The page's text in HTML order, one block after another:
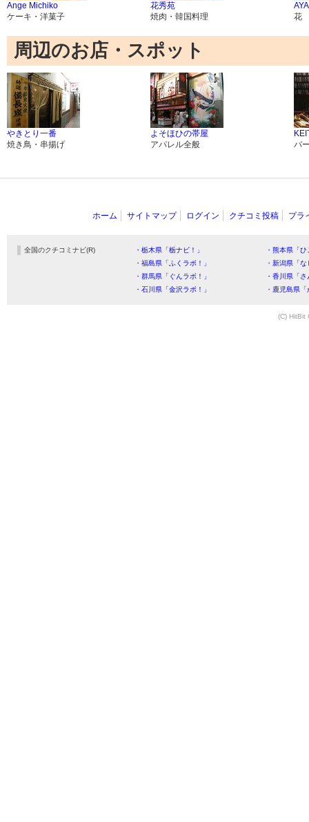
Ange Michiko
ケーキ・洋菓子
花秀苑
焼肉・韓国料理
花
周辺のお店・スポット
やきとり一番
焼き鳥・串揚げ
よそほひの帯屋
アパレル全般
バ
ホーム サイトマップ ログイン クチコミ投稿 プラ
全国のクチコミナビ(R) ・栃木県「栃ナビ！」
・熊本県「
・福島県「ふくラボ！」
・新潟県「
・群馬県「ぐんラボ！」
・香川県「
・石川県「金沢ラボ！」
・鹿児島県
(C) HitBit